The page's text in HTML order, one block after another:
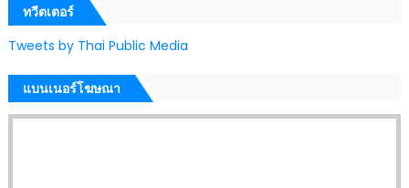
ทวีตเตอร์
Tweets by Thai Public Media
แบนเนอร์โฆษณา